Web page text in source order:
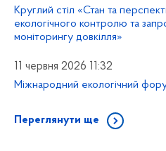
Круглий стіл «Стан та
екологічного контролю та
моніторингу довкілля»
11 червня 2026 11:32
Міжнародний екологічний
Переглянути ще